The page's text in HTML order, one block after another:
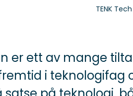
TENK
er ett av mange
i teknologifag